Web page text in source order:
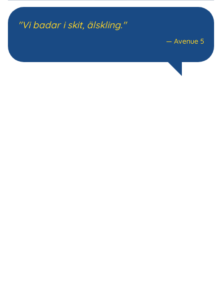
"Vi badar i skit, älskling."
— Avenue 5